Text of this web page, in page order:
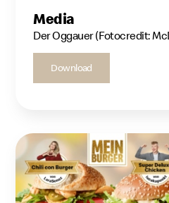
Media
Der Oggauer (Fotocredit:
Download